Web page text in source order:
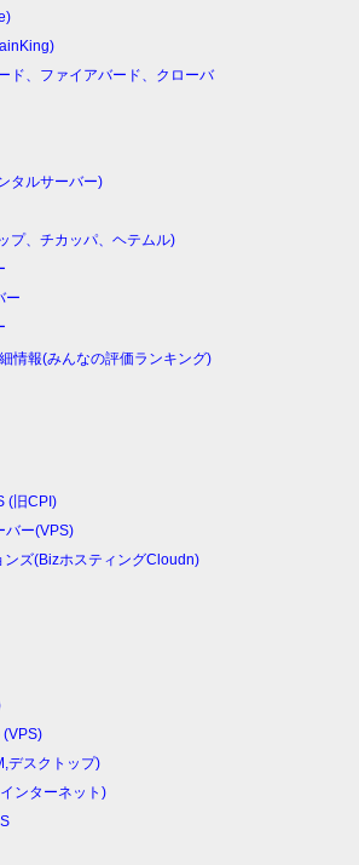
ド、ファイアバード、クローバ
タルサーバー)
プ、チカッパ、ヘテムル)
ー
情報(みんなの評価ランキング)
(旧CPI)
バー(VPS)
ンズ(BizホスティングCloudn)
(VPS)
デスクトップ)
ンターネット)